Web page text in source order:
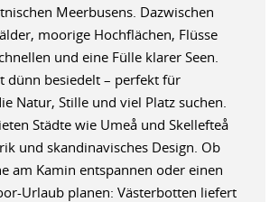
Meerbusens. Dazwischen
moorige Hochflächen, Flüsse
und eine Fülle klarer Seen.
dünn besiedelt – perfekt für
Natur, Stille und viel Platz suchen.
Städte wie Umeå und Skellefteå
und skandinavisches Design. Ob
am Kamin entspannen oder einen
Urlaub planen: Västerbotten liefert